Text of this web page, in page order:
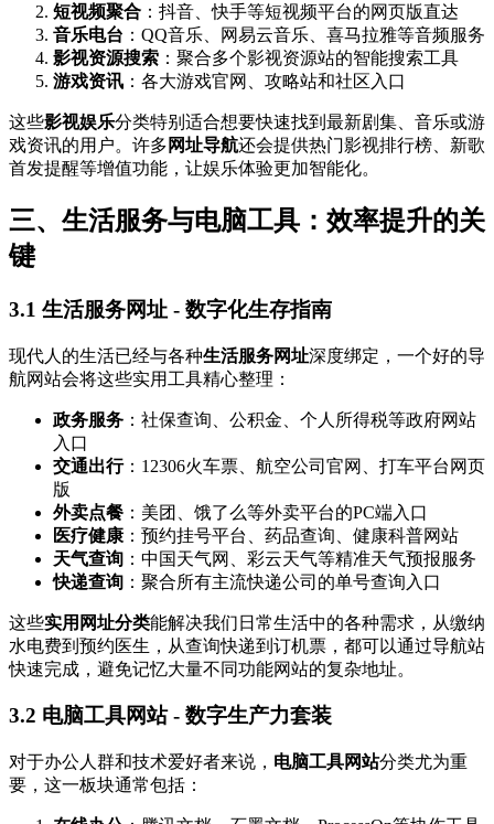
短视频聚合 ：抖音、快手等短视频平台的网页版直达
音乐电台 ：QQ音乐、网易云音乐、喜马拉雅等音频服务
影视资源搜索 ：聚合多个影视资源站的智能搜索工具
游戏资讯 ：各大游戏官网、攻略站和社区入口
这些影视娱乐分类特别适合想要快速找到最新剧集、音乐或游
戏资讯的用户。许多 网址导航还会提供热门影视排行榜、新歌
首发提醒等增值功能，让娱乐体验更加智能化。
三、生活服务与电脑工具：效率提升的关
键
3.1 生活服务网址 - 数字化生存指南
现代人的生活已经与各种生活服务网址深度绑定，一个好的导
航网站会将这些实用工具精心整理：
政务服务 ：社保查询、公积金、个人所得税等政府网站
入口
交通出行：12306火车票、航空公司官网、打车平台网页
版
外卖点餐 ：美团、饿了么等外卖平台的PC端入口
医疗健康 ：预约挂号平台、药品查询、健康科普网站
天气查询 ：中国天气网、彩云天气等精准天气预报服务
快递查询 ：聚合所有主流快递公司的单号查询入口
这些实用网址分类能解决我们日常生活中的各种需求，从缴纳
水电费到预约医生，从查询快递到订机票，都可以通过导航站
快速完成，避免记忆大量不同功能网站的复杂地址。
3.2 电脑工具网站 - 数字生产力套装
对于办公人群和技术爱好者来说， 电脑工具网站分类尤为重
要，这一板块通常包括：